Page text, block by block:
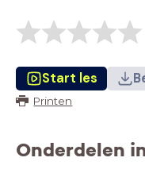
Start les
Printen
Onderdelen